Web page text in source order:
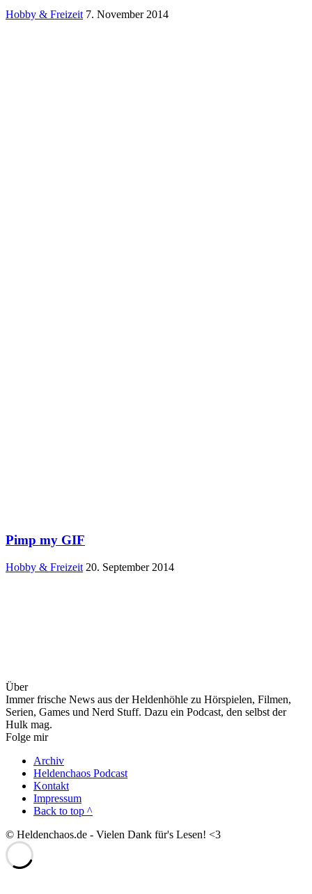
Hobby & Freizeit 7. November 2014
Pimp my GIF
Hobby & Freizeit 20. September 2014
Über
Immer frische News aus der Heldenhöhle zu Hörspielen, Filmen,
Serien, Games und Nerd Stuff. Dazu ein Podcast, den selbst der
Hulk mag.
Folge mir
Archiv
Heldenchaos Podcast
Kontakt
Impressum
Back to top ^
© Heldenchaos.de - Vielen Dank für's Lesen! <3